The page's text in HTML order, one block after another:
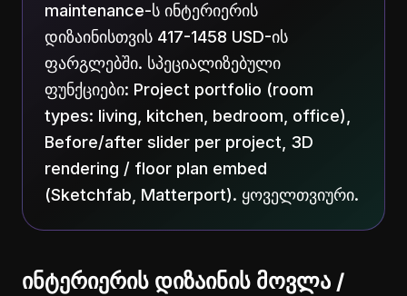
maintenance-ს ინტერიერის
დიზაინისთვის 417-1458 USD-ის
ფარგლებში. სპეციალიზებული
ფუნქციები: Project portfolio (room
types: living, kitchen, bedroom, office),
Before/after slider per project, 3D
rendering / floor plan embed
(Sketchfab, Matterport). ყოველთვიური.
ინტერიერის დიზაინის მოვლა /